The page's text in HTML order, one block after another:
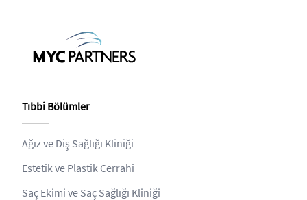
Tıbbi Bölümler
Ağız ve Diş Sağlığı Kliniği
Estetik ve Plastik Cerrahi
Saç Ekimi ve Saç Sağlığı Kliniği